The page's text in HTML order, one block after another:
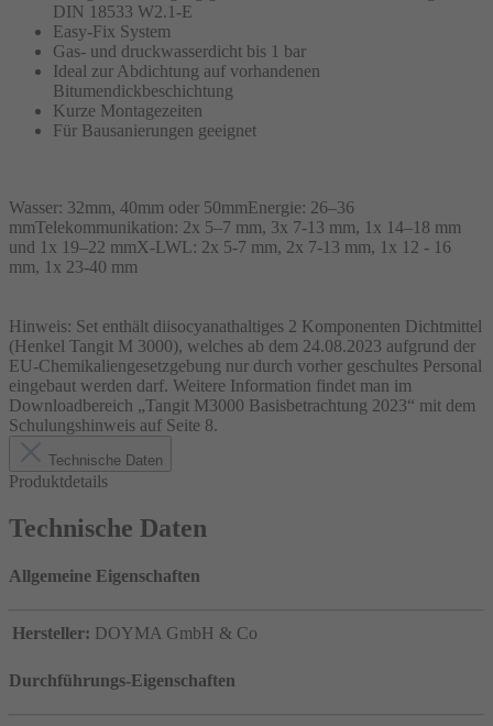
DIN 18533 W2.1-E
Easy-Fix System
Gas- und druckwasserdicht bis 1 bar
Ideal zur Abdichtung auf vorhandenen
Bitumendickbeschichtung
Kurze Montagezeiten
Für Bausanierungen geeignet
Wasser: 32mm, 40mm oder 50mmEnergie: 26–36
mmTelekommunikation: 2x 5–7 mm, 3x 7-13 mm, 1x 14–18 mm
und 1x 19–22 mmX-LWL: 2x 5-7 mm, 2x 7-13 mm, 1x 12 - 16
mm, 1x 23-40 mm
Hinweis: Set enthält diisocyanathaltiges 2 Komponenten Dichtmittel
(Henkel Tangit M 3000), welches ab dem 24.08.2023 aufgrund der
EU-Chemikaliengesetzgebung nur durch vorher geschultes Personal
eingebaut werden darf. Weitere Information findet man im
Downloadbereich „Tangit M3000 Basisbetrachtung 2023“ mit dem
Schulungshinweis auf Seite 8.
Technische Daten
Produktdetails
Technische Daten
Allgemeine Eigenschaften
Hersteller: DOYMA GmbH & Co
Durchführungs-Eigenschaften